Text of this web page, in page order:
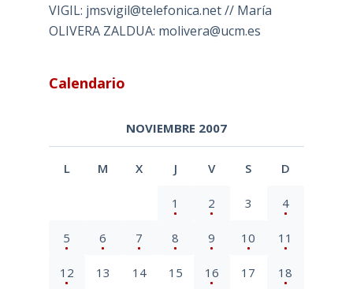
VIGIL: jmsvigil@telefonica.net // María
OLIVERA ZALDUA: molivera@ucm.es
Calendario
NOVIEMBRE 2007
L M X J V S D
1 2 3 4
5 6 7 8 9 10 11
12 13 14 15 16 17 18